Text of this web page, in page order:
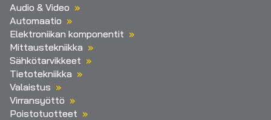
Audio & Video
Automaatio
Elektroniikan komponentit
Mittaustekniikka
Sähkötarvikkeet
Tietotekniikka
Valaistus
Virransyöttö
Poistotuotteet